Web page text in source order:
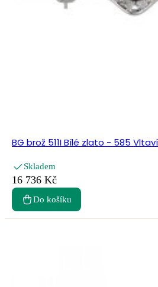
BG brož 511I Bílé zlato - 585
Skladem
16 736 Kč
Do košíku